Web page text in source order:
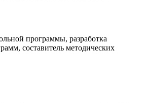
программы, разработка
составитель методических